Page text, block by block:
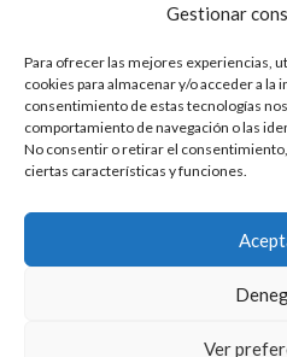
Gestionar
Para ofrecer las mejores experiencias,
cookies para almacenar y/o acceder a la
consentimiento de estas tecnologías
comportamiento de navegación o las
No consentir o retirar el
ciertas características y funciones.
Ver
WhatsApp +34 670604426
ENTRADAS RECIENTES
POLÍTICAS
2025 | Evolucion-A
comercialización de